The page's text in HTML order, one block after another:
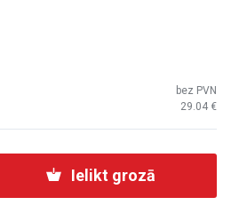
29.04
bez PVN
Ielikt grozā